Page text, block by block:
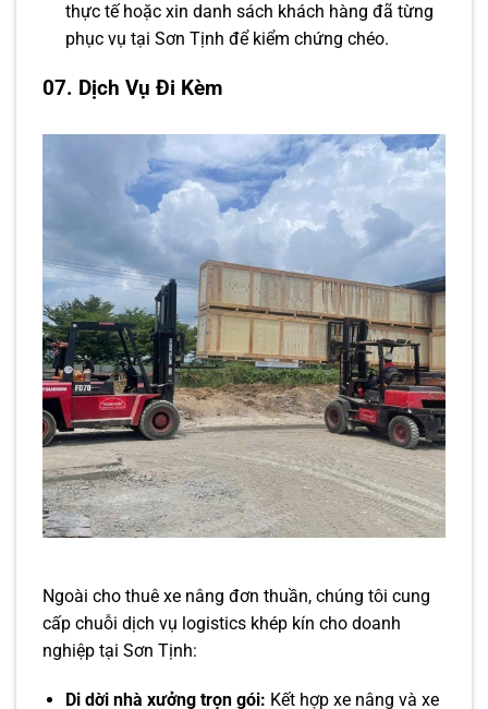
thực tế hoặc xin danh sách khách hàng đã từng
phục vụ tại Sơn Tịnh để kiểm chứng chéo.
07. Dịch Vụ Đi Kèm
Ngoài cho thuê xe nâng đơn thuần, chúng tôi cung
cấp chuỗi dịch vụ logistics khép kín cho doanh
nghiệp tại Sơn Tịnh:
Di dời nhà xưởng trọn gói: Kết hợp xe nâng và xe